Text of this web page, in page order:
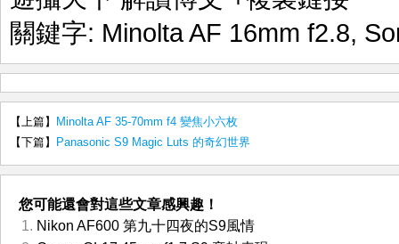
關鍵字: Minolta AF 16mm f2.8,
【上篇】
Minolta AF 35-70mm f4 變焦小六枚
【下篇】
Panasonic S9 Magic Luts 的奇幻世界
您可能還會對這些文章感興趣！
Nikon AF600 第九十四夜的S9風情